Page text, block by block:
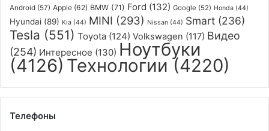
Android (57) Apple (62) BMW (71) Ford (132) Google (52) Honda (44)
Hyundai (89) Kia (44) MINI (293) Nissan (44) Smart (236)
Tesla (551) Toyota (124) Volkswagen (117) Видео
(254) Интересное (130) Ноутбуки
(4126) Технологии (4220)
Телефоны